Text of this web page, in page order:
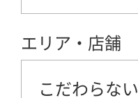
エリア・店舗
こだわらない